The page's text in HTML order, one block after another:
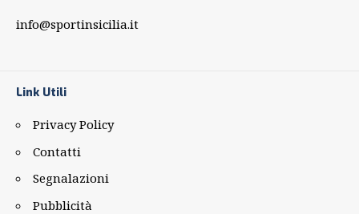
info@sportinsicilia.it
Link Utili
Privacy Policy
Contatti
Segnalazioni
Pubblicità